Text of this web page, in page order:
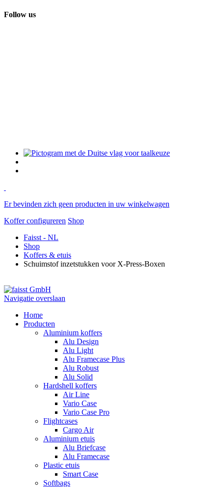
Follow us
Er bevinden zich geen producten in uw winkelwagen
Koffer configureren Shop
Faisst - NL
Shop
Koffers & etuis
Schuimstof inzetstukken voor X-Press-Boxen
Navigatie overslaan
Home
Producten
Aluminium koffers
Alu Design
Alu Light
Alu Framecase Plus
Alu Robust
Alu Solid
Hardshell koffers
Air Line
Vario Case
Vario Case Pro
Flightcases
Cargo Air
Aluminium etuis
Alu Briefcase
Alu Framecase
Plastic etuis
Smart Case
Softbags